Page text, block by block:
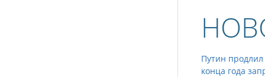
Путин продлил
конца года